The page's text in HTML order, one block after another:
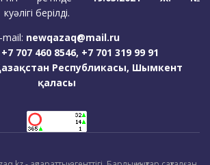
куәлігі берілді.
mail: newqazaq@mail.ru
+7 707 460 8546, +7 701 319 99 91
Республикасы, Шымкент
қаласы